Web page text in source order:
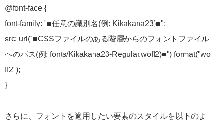
@font-face {
font-family: "■任意の識別名(例: Kikakana23)■";
src: url("■CSSファイルのある階層からのフォントファイル
へのパス(例: fonts/Kikakana23-Regular.woff2)■") format("wo
ff2");
}
さらに、フォントを適用したい要素のスタイルを以下のよ